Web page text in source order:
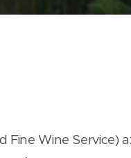
Fine Wine Service)